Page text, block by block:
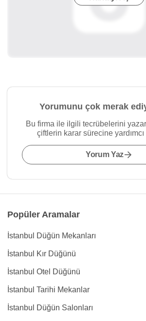
Yorumunu çok merak
Bu firma ile ilgili tecrübelerini
çiftlerin karar sürecine
Yorum Yaz
Popüler Aramalar
İstanbul Düğün Mekanları
İstanbul Kır Düğünü
İstanbul Otel Düğünü
İstanbul Tarihi Mekanlar
İstanbul Düğün Salonları